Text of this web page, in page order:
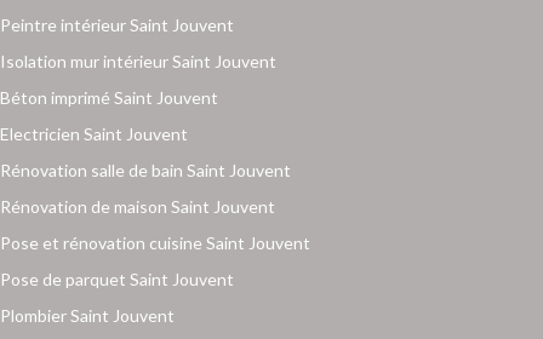
Peintre intérieur Saint Jouvent
Isolation mur intérieur Saint Jouvent
Béton imprimé Saint Jouvent
Electricien Saint Jouvent
Rénovation salle de bain Saint Jouvent
Rénovation de maison Saint Jouvent
Pose et rénovation cuisine Saint Jouvent
Pose de parquet Saint Jouvent
Plombier Saint Jouvent